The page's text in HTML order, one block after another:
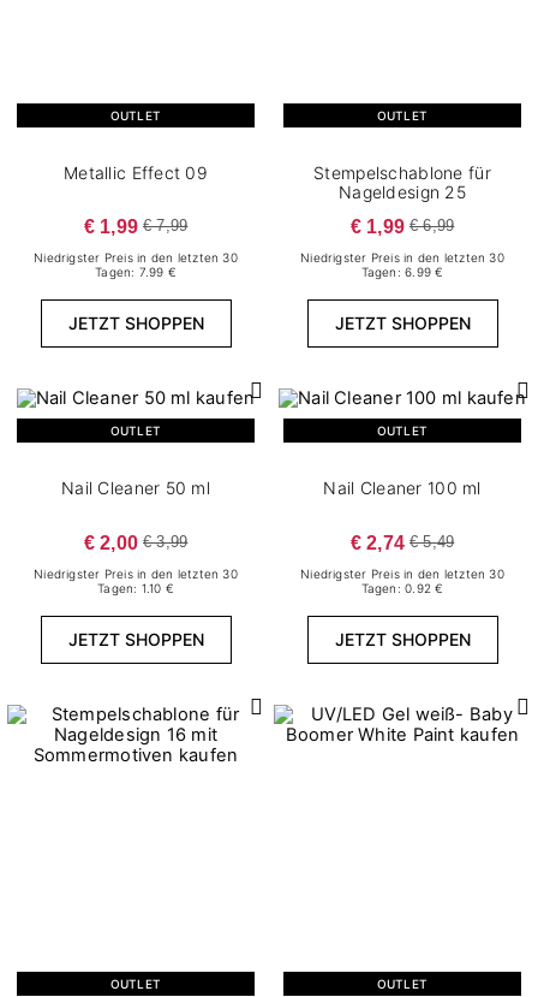
OUTLET
Metallic Effect 09
€ 1,99 € 7,99
Niedrigster Preis in den letzten 30
Tagen: 7.99 €
JETZT SHOPPEN
OUTLET
Stempelschablone für
Nageldesign 25
€ 1,99 € 6,99
Niedrigster Preis in den letzten 30
Tagen: 6.99 €
JETZT SHOPPEN
OUTLET
Nail Cleaner 50 ml
€ 2,00 € 3,99
Niedrigster Preis in den letzten 30
Tagen: 1.10 €
JETZT SHOPPEN
OUTLET
Nail Cleaner 100 ml
€ 2,74 € 5,49
Niedrigster Preis in den letzten 30
Tagen: 0.92 €
JETZT SHOPPEN
OUTLET OUTLET